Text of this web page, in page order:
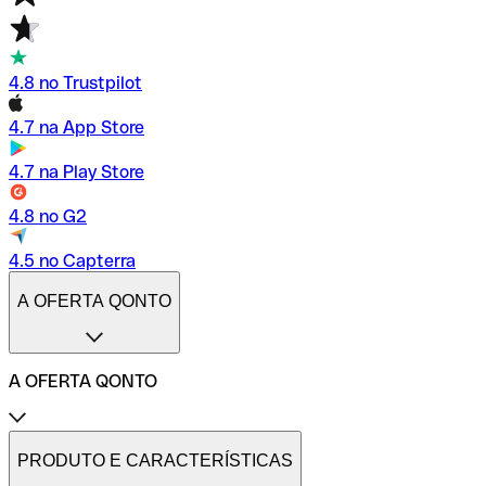
4.8 no Trustpilot
4.7 na App Store
4.7 na Play Store
4.8 no G2
4.5 no Capterra
A OFERTA QONTO
A OFERTA QONTO
Tarifas
Conta profissional online
PRODUTO E CARACTERÍSTICAS